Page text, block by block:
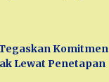
Komitmen
Lewat Penetapan